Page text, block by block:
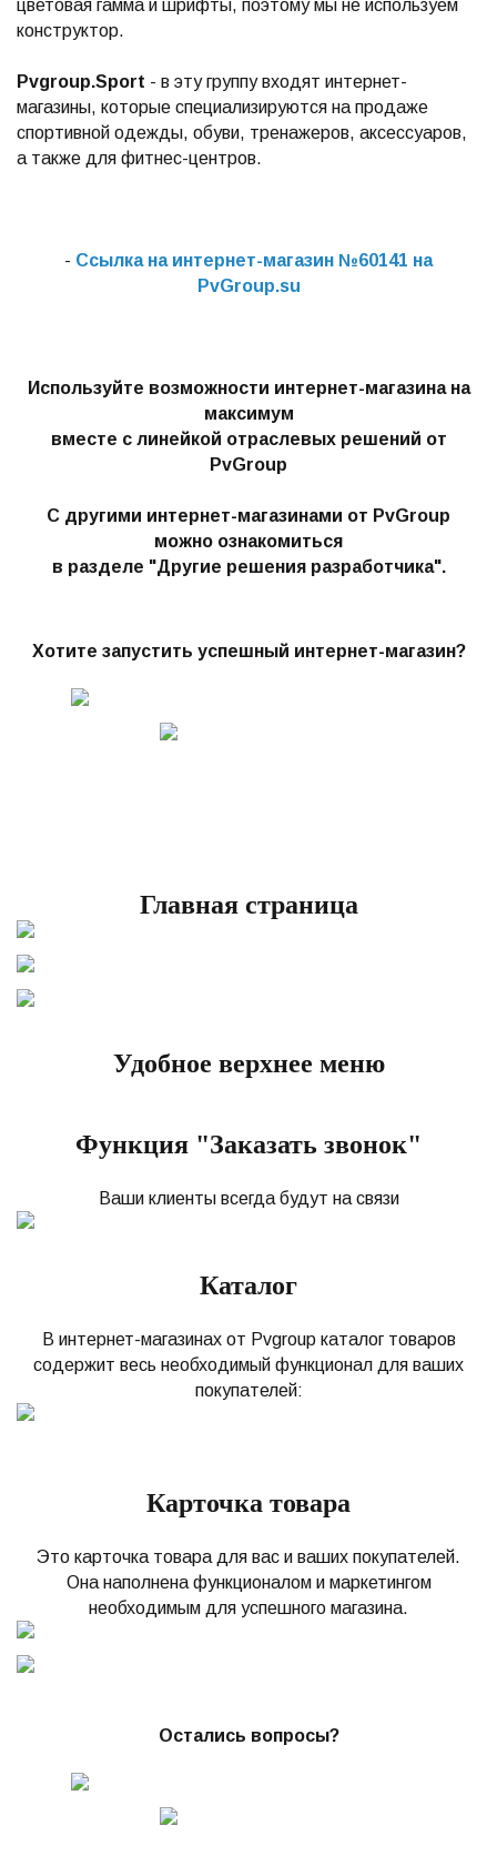
цветовая гамма и шрифты, поэтому мы не используем
конструктор.
Pvgroup.Sport - в эту группу входят интернет-
магазины, которые специализируются на продаже
спортивной одежды, обуви, тренажеров, аксессуаров,
а также для фитнес-центров.
- Ссылка на интернет-магазин №60141 на
PvGroup.su
Используйте возможности интернет-магазина на
максимум
вместе с линейкой отраслевых решений от
PvGroup
С другими интернет-магазинами от PvGroup
можно ознакомиться
в разделе "Другие решения разработчика".
Хотите запустить успешный интернет-магазин?
Главная страница
Удобное верхнее меню
Функция "Заказать звонок"
Ваши клиенты всегда будут на связи
Каталог
В интернет-магазинах от Pvgroup каталог товаров
содержит весь необходимый функционал для ваших
покупателей:
Карточка товара
Это карточка товара для вас и ваших покупателей.
Она наполнена функционалом и маркетингом
необходимым для успешного магазина.
Остались вопросы?